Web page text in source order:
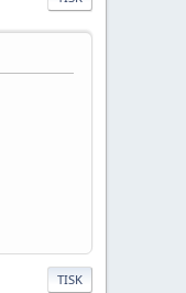
TISK